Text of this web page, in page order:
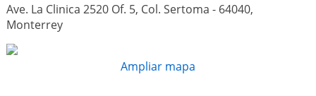
Ave. La Clinica 2520 Of. 5, Col. Sertoma - 64040,
Monterrey
Ampliar mapa